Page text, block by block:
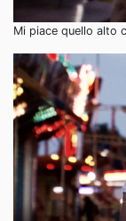
Mi piace quello alto